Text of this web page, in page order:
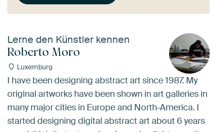
Lerne den Künstler kennen
Roberto Moro
Luxemburg
I have been designing abstract art since 1987. My
original artworks have been shown in art galleries in
many major cities in Europe and North-America. I
started designing digital abstract art about 6 years